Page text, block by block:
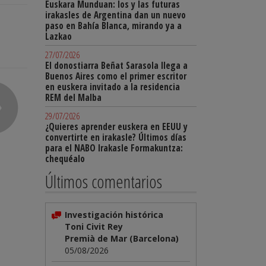
Euskara Munduan: los y las futuras
irakasles de Argentina dan un nuevo
paso en Bahía Blanca, mirando ya a
Lazkao
27/07/2026
El donostiarra Beñat Sarasola llega a
Buenos Aires como el primer escritor
en euskera invitado a la residencia
REM del Malba
29/07/2026
¿Quieres aprender euskera en EEUU y
convertirte en irakasle? Últimos días
para el NABO Irakasle Formakuntza:
chequéalo
Últimos comentarios
Investigación histórica
Toni Civit Rey
Premià de Mar (Barcelona)
05/08/2026